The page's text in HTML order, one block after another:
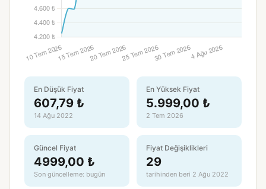
En Düşük Fiyat
607,79 ₺
14 Ağu 2022
En Yüksek Fiyat
5.999,00 ₺
2 Tem 2026
Güncel Fiyat
4999,00 ₺
Son güncelleme: bugün
Fiyat Değişiklikleri
29
tarihinden beri 2 Ağu 2022